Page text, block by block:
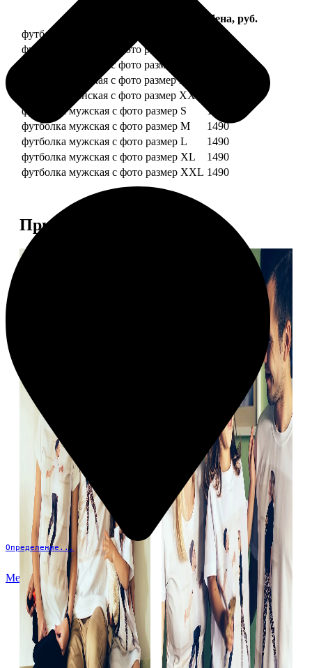
Определение...
Меню
Цена, руб.
футболка женская с фото размер S
1490
футболка женская с фото размер M
футболка женская с фото размер L
футболка женская с фото размер XL
футболка женская с фото размер XXL
футболка мужская с фото размер S
1490
футболка мужская с фото размер M
1490
футболка мужская с фото размер L
1490
футболка мужская с фото размер XL
1490
футболка мужская с фото размер XXL 1490
Примеры работ